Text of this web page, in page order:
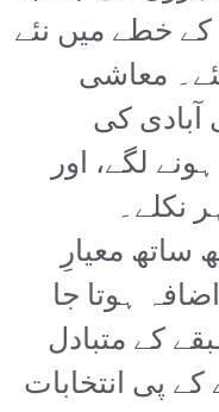
کے خطے میں نئے
معاشی
آبادی کی
لگے، اور
نکلے۔
معیارِ
ہوتا جا
کے متبادل
پی انتخابات